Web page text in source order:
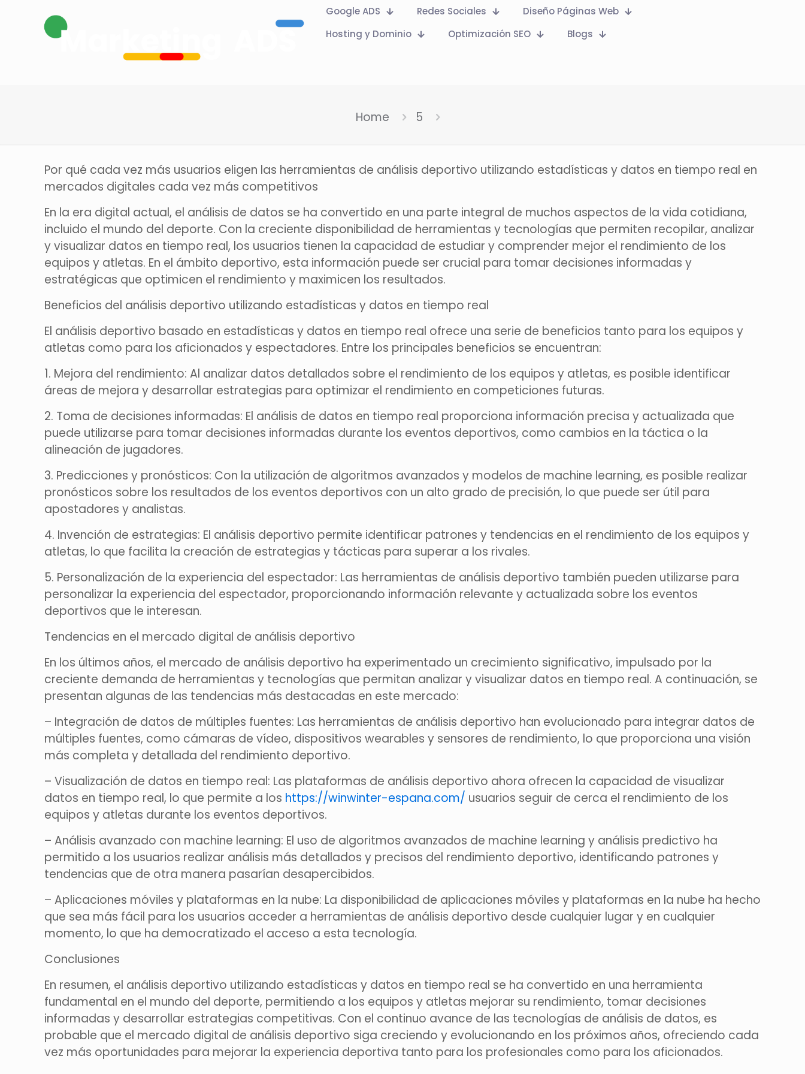
Google ADS Redes Sociales
Diseño Páginas Web
Hosting y Dominio
Optimización SEO Blogs
Home 5
Por qué cada vez más usuarios eligen las herramientas de análisis deportivo utilizando estadísticas y datos en tiempo real en
mercados digitales cada vez más competitivos
En la era digital actual, el análisis de datos se ha convertido en una parte integral de muchos aspectos de la vida cotidiana,
incluido el mundo del deporte. Con la creciente disponibilidad de herramientas y tecnologías que permiten recopilar, analizar
y visualizar datos en tiempo real, los usuarios tienen la capacidad de estudiar y comprender mejor el rendimiento de los
equipos y atletas. En el ámbito deportivo, esta información puede ser crucial para tomar decisiones informadas y
estratégicas que optimicen el rendimiento y maximicen los resultados.
Beneficios del análisis deportivo utilizando estadísticas y datos en tiempo real
El análisis deportivo basado en estadísticas y datos en tiempo real ofrece una serie de beneficios tanto para los equipos y
atletas como para los aficionados y espectadores. Entre los principales beneficios se encuentran:
1. Mejora del rendimiento: Al analizar datos detallados sobre el rendimiento de los equipos y atletas, es posible identificar
áreas de mejora y desarrollar estrategias para optimizar el rendimiento en competiciones futuras.
2. Toma de decisiones informadas: El análisis de datos en tiempo real proporciona información precisa y actualizada que
puede utilizarse para tomar decisiones informadas durante los eventos deportivos, como cambios en la táctica o la
alineación de jugadores.
3. Predicciones y pronósticos: Con la utilización de algoritmos avanzados y modelos de machine learning, es posible realizar
pronósticos sobre los resultados de los eventos deportivos con un alto grado de precisión, lo que puede ser útil para
apostadores y analistas.
4. Invención de estrategias: El análisis deportivo permite identificar patrones y tendencias en el rendimiento de los equipos y
atletas, lo que facilita la creación de estrategias y tácticas para superar a los rivales.
5. Personalización de la experiencia del espectador: Las herramientas de análisis deportivo también pueden utilizarse para
personalizar la experiencia del espectador, proporcionando información relevante y actualizada sobre los eventos
deportivos que le interesan.
Tendencias en el mercado digital de análisis deportivo
En los últimos años, el mercado de análisis deportivo ha experimentado un crecimiento significativo, impulsado por la
creciente demanda de herramientas y tecnologías que permitan analizar y visualizar datos en tiempo real. A continuación, se
presentan algunas de las tendencias más destacadas en este mercado:
– Integración de datos de múltiples fuentes: Las herramientas de análisis deportivo han evolucionado para integrar datos de
múltiples fuentes, como cámaras de vídeo, dispositivos wearables y sensores de rendimiento, lo que proporciona una visión
más completa y detallada del rendimiento deportivo.
– Visualización de datos en tiempo real: Las plataformas de análisis deportivo ahora ofrecen la capacidad de visualizar
datos en tiempo real, lo que permite a los https://winwinter-espana.com/ usuarios seguir de cerca el rendimiento de los
equipos y atletas durante los eventos deportivos.
– Análisis avanzado con machine learning: El uso de algoritmos avanzados de machine learning y análisis predictivo ha
permitido a los usuarios realizar análisis más detallados y precisos del rendimiento deportivo, identificando patrones y
tendencias que de otra manera pasarían desapercibidos.
– Aplicaciones móviles y plataformas en la nube: La disponibilidad de aplicaciones móviles y plataformas en la nube ha hecho
que sea más fácil para los usuarios acceder a herramientas de análisis deportivo desde cualquier lugar y en cualquier
momento, lo que ha democratizado el acceso a esta tecnología.
Conclusiones
En resumen, el análisis deportivo utilizando estadísticas y datos en tiempo real se ha convertido en una herramienta
fundamental en el mundo del deporte, permitiendo a los equipos y atletas mejorar su rendimiento, tomar decisiones
informadas y desarrollar estrategias competitivas. Con el continuo avance de las tecnologías de análisis de datos, es
probable que el mercado digital de análisis deportivo siga creciendo y evolucionando en los próximos años, ofreciendo cada
vez más oportunidades para mejorar la experiencia deportiva tanto para los profesionales como para los aficionados.